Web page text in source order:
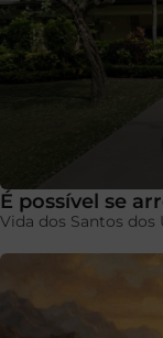
É possível se
Vida dos Santos